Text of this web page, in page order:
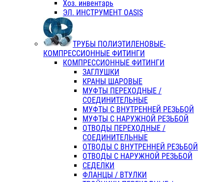
Хоз. инвентарь
ЭЛ. ИНСТРУМЕНТ OASIS
ТРУБЫ ПОЛИЭТИЛЕНОВЫЕ-
КОМПРЕССИОННЫЕ ФИТИНГИ
КОМПРЕССИОННЫЕ ФИТИНГИ
ЗАГЛУШКИ
КРАНЫ ШАРОВЫЕ
МУФТЫ ПЕРЕХОДНЫЕ /
СОЕДИНИТЕЛЬНЫЕ
МУФТЫ С ВНУТРЕННЕЙ РЕЗЬБОЙ
МУФТЫ С НАРУЖНОЙ РЕЗЬБОЙ
ОТВОДЫ ПЕРЕХОДНЫЕ /
СОЕДИНИТЕЛЬНЫЕ
ОТВОДЫ С ВНУТРЕННЕЙ РЕЗЬБОЙ
ОТВОДЫ С НАРУЖНОЙ РЕЗЬБОЙ
СЕДЕЛКИ
ФЛАНЦЫ / ВТУЛКИ